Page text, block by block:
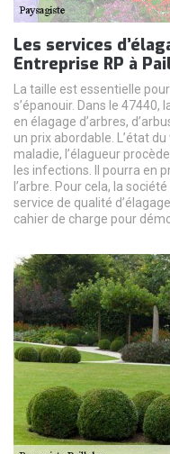
Les services
Entreprise RP à
La taille est essentielle
s’épanouir. Dans le 47440,
en élagage d’arbres,
un prix abordable. L’état
maladie, l’élagueur
les infections. Il pourra en
l’arbre. Pour cela, la
service de qualité
cahier de charge pour